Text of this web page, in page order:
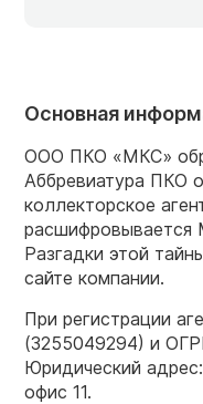
Основная
ООО ПКО «МКС»
Аббревиатура ПКО
коллекторское
расшифровывается
Разгадки этой
сайте компании.
При регистрации
(3255049294) и
Юридический
офис 11.